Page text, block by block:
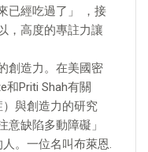
已經吃過了」 ，接
，高度的專註力讓
創造力。在美國密
和Priti Shah有關
）與創造力的研究
缺陷多動障礙」
。一位名叫布萊恩.